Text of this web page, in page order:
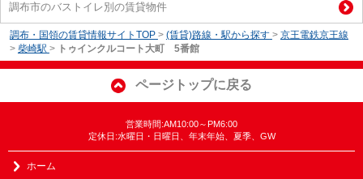
調布市のバストイレ別の賃貸物件
調布・国領の賃貸情報サイトTOP > (賃貸)路線・駅から探す > 京王電鉄京王線
> 柴崎駅 > トゥインクルコート大町 5番館
ページトップに戻る
営業時間:AM10:00～PM6:00
定休日:水曜日・日曜日、年末年始、夏季、GW
ホーム